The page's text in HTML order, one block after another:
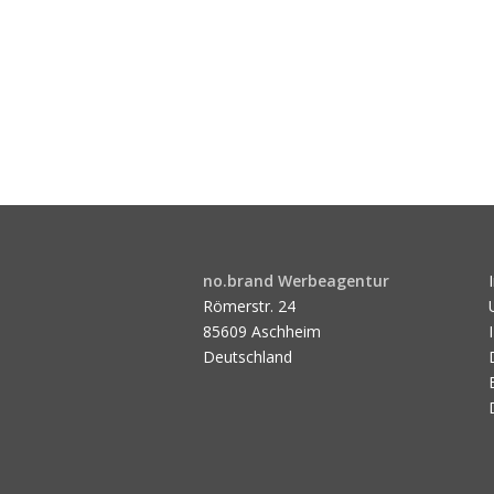
no.brand Werbeagentur
Römerstr. 24
85609 Aschheim
Deutschland